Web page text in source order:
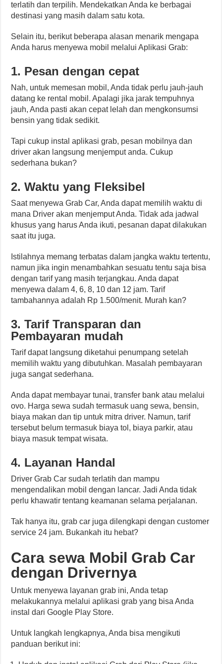
terlatih dan terpilih. Mendekatkan Anda ke berbagai
destinasi yang masih dalam satu kota.
Selain itu, berikut beberapa alasan menarik mengapa
Anda harus menyewa mobil melalui Aplikasi Grab:
1. Pesan dengan cepat
Nah, untuk memesan mobil, Anda tidak perlu jauh-jauh
datang ke rental mobil. Apalagi jika jarak tempuhnya
jauh, Anda pasti akan cepat lelah dan mengkonsumsi
bensin yang tidak sedikit.
Tapi cukup instal aplikasi grab, pesan mobilnya dan
driver akan langsung menjemput anda. Cukup
sederhana bukan?
2. Waktu yang Fleksibel
Saat menyewa Grab Car, Anda dapat memilih waktu di
mana Driver akan menjemput Anda. Tidak ada jadwal
khusus yang harus Anda ikuti, pesanan dapat dilakukan
saat itu juga.
Istilahnya memang terbatas dalam jangka waktu tertentu,
namun jika ingin menambahkan sesuatu tentu saja bisa
dengan tarif yang masih terjangkau. Anda dapat
menyewa dalam 4, 6, 8, 10 dan 12 jam. Tarif
tambahannya adalah Rp 1.500/menit. Murah kan?
3. Tarif Transparan dan
Pembayaran mudah
Tarif dapat langsung diketahui penumpang setelah
memilih waktu yang dibutuhkan. Masalah pembayaran
juga sangat sederhana.
Anda dapat membayar tunai, transfer bank atau melalui
ovo. Harga sewa sudah termasuk uang sewa, bensin,
biaya makan dan tip untuk mitra driver. Namun, tarif
tersebut belum termasuk biaya tol, biaya parkir, atau
biaya masuk tempat wisata.
4. Layanan Handal
Driver Grab Car sudah terlatih dan mampu
mengendalikan mobil dengan lancar. Jadi Anda tidak
perlu khawatir tentang keamanan selama perjalanan.
Tak hanya itu, grab car juga dilengkapi dengan customer
service 24 jam. Bukankah itu hebat?
Cara sewa Mobil Grab Car
dengan Drivernya
Untuk menyewa layanan grab ini, Anda tetap
melakukannya melalui aplikasi grab yang bisa Anda
instal dari Google Play Store.
Untuk langkah lengkapnya, Anda bisa mengikuti
panduan berikut ini: